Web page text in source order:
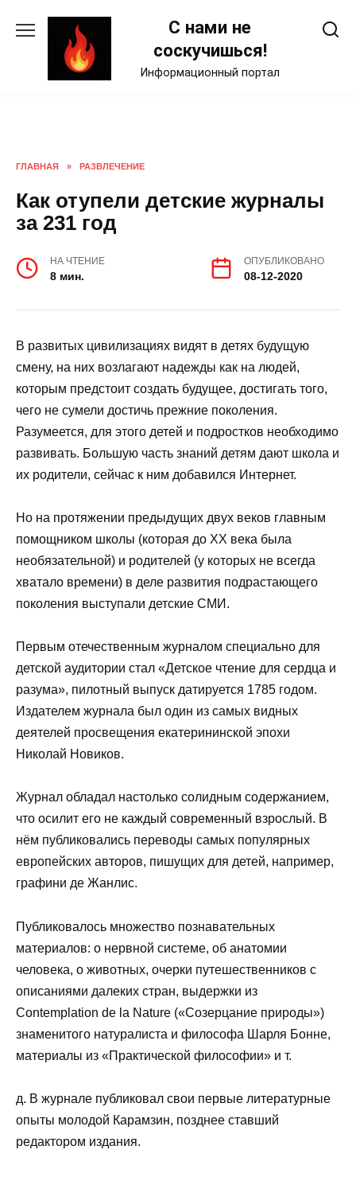
С нами не
соскучишься!
Информационный портал
ГЛАВНАЯ » РАЗВЛЕЧЕНИЕ
Как отупели детские журналы
за 231 год
НА ЧТЕНИЕ
8 мин.
ОПУБЛИКОВАНО
08-12-2020
В развитых цивилизациях видят в детях будущую
смену, на них возлагают надежды как на людей,
которым предстоит создать будущее, достигать того,
чего не сумели достичь прежние поколения.
Разумеется, для этого детей и подростков необходимо
развивать. Большую часть знаний детям дают школа и
их родители, сейчас к ним добавился Интернет.
Но на протяжении предыдущих двух веков главным
помощником школы (которая до ХХ века была
необязательной) и родителей (у которых не всегда
хватало времени) в деле развития подрастающего
поколения выступали детские СМИ.
Первым отечественным журналом специально для
детской аудитории стал «Детское чтение для сердца и
разума», пилотный выпуск датируется 1785 годом.
Издателем журнала был один из самых видных
деятелей просвещения екатерининской эпохи
Николай Новиков.
Журнал обладал настолько солидным содержанием,
что осилит его не каждый современный взрослый. В
нём публиковались переводы самых популярных
европейских авторов, пишущих для детей, например,
графини де Жанлис.
Публиковалось множество познавательных
материалов: о нервной системе, об анатомии
человека, о животных, очерки путешественников с
описаниями далеких стран, выдержки из
Contemplation de la Nature («Созерцание природы»)
знаменитого натуралиста и философа Шарля Бонне,
материалы из «Практической философии» и т.
д. В журнале публиковал свои первые литературные
опыты молодой Карамзин, позднее ставший
редактором издания.